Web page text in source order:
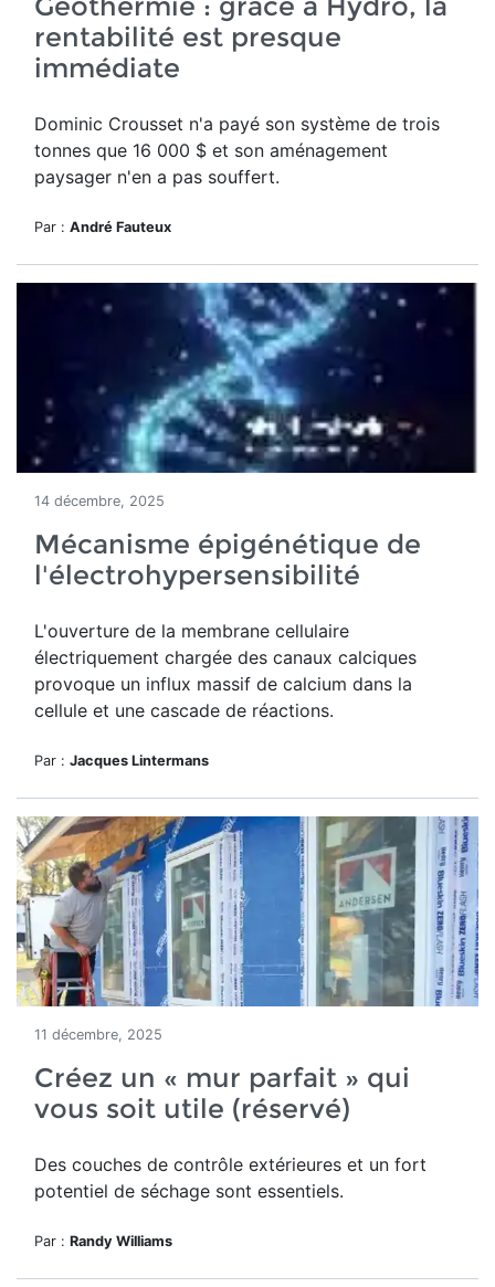
rentabilité est presque
immédiate
Dominic Crousset n'a payé son système de trois
tonnes que 16 000 $ et son aménagement
paysager n'en a pas souffert.
Par : André Fauteux
14 décembre, 2025
Mécanisme épigénétique de
l'électrohypersensibilité
L'ouverture de la membrane cellulaire
électriquement chargée des canaux calciques
provoque un influx massif de calcium dans la
cellule et une cascade de réactions.
Par : Jacques Lintermans
11 décembre, 2025
Créez un « mur parfait » qui
vous soit utile (réservé)
Des couches de contrôle extérieures et un fort
potentiel de séchage sont essentiels.
Par : Randy Williams